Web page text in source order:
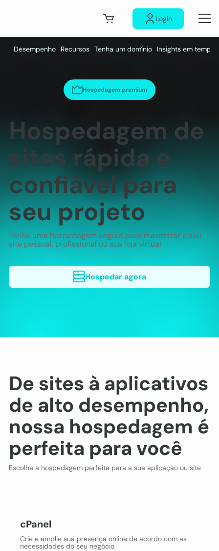
Login
Hospedagem premium
Hospedagem de
sites rápida e
confiável para
seu projeto
Tenha uma hospedagem segura para maximizar o seu
site pessoal, profissional ou sua loja virtual
De sites à aplicativos
de alto desempenho,
nossa hospedagem é
perfeita para você
Escolha a hospedagem perfeita para a sua aplicação ou site
cPanel
Crie e amplie sua presença online de acordo com as
necessidades do seu negócio.
Desempenho Recursos Tenha um domínio Insights em tempo